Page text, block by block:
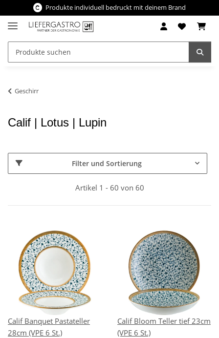
Produkte individuell bedruckt mit deinem Brand
Geschirr
Calif | Lotus | Lupin
Filter und Sortierung
Artikel 1 - 60 von 60
Calif Banquet Pastateller
28cm (VPE 6 St.)
Calif Bloom Teller tief 23cm
(VPE 6 St.)